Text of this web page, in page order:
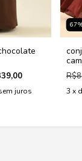
juros
67
3 x